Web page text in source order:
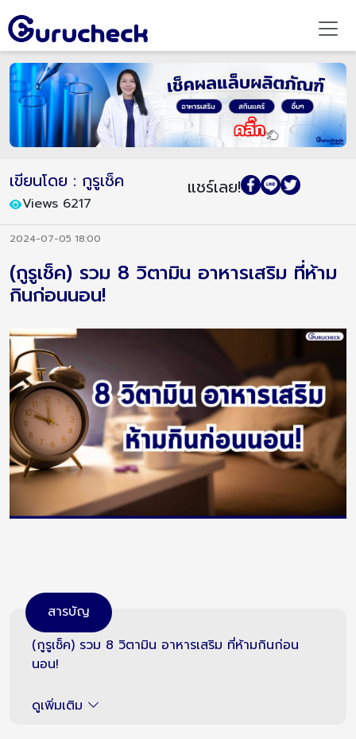
เขียนโดย : กูรูเช็ค
Views 6217
แชร์เลย!
2024-07-05 18:00
(กูรูเช็ค) รวม 8 วิตามิน อาหารเสริม ที่ห้าม
กินก่อนนอน!
สารบัญ
(กูรูเช็ค) รวม 8 วิตามิน อาหารเสริม ที่ห้ามกินก่อน
นอน!
ดูเพิ่มเติม